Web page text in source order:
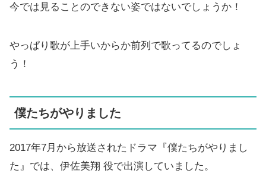
今では見ることのできない姿ではないでしょうか！
やっぱり歌が上手いからか前列で歌ってるのでしょ
う！
僕たちがやりました
2017年7月から放送されたドラマ『僕たちがやりまし
た』では、伊佐美翔 役で出演していました。